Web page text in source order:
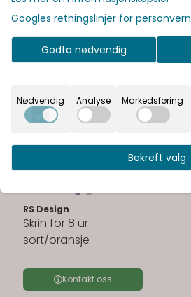
RS Design
Skrin for 8 ur
sort/oransje
Kontakt oss
Googles retningslinjer for personvern
Godta nødvendig
Nødvendig Analyse Markedsføring
Bekreft valg